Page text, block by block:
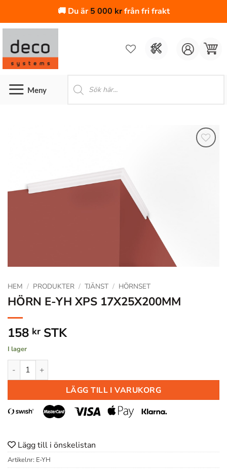
🚚 Du är5 000 krfrån fri frakt
Skip
content
HEM / PRODUKTER / TJÄNST / HÖRNSET
HÖRN E-YH XPS 17X25X200MM
158 kr STK
I lager
HÖRN E-YH XPS 17X25X200MM mängd
LÄGG TILL I VARUKORG
Lägg till i önskelistan
Artikelnr: E-YH